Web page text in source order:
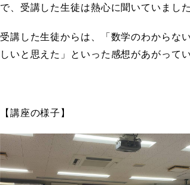
で、受講した生徒は熱心に聞いていました
受講した生徒からは、「数学のわからな
しいと思えた」といった感想があがってい
【講座の様子】